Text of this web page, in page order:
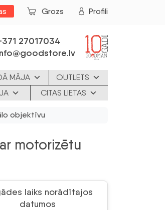
Grozs Profili
27017034
MĀJA
OUTLETS
CITAS LIETAS
objektīvu
motorizētu
laiks norādītajos
datumos